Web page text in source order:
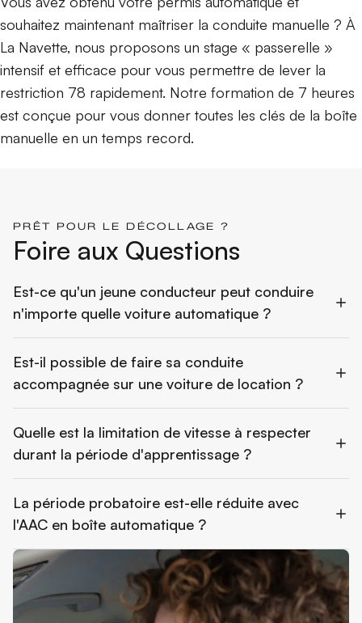
souhaitez maintenant maîtriser la conduite manuelle ? À
La Navette, nous proposons un stage « passerelle »
intensif et efficace pour vous permettre de lever la
restriction 78 rapidement. Notre formation de 7 heures
est conçue pour vous donner toutes les clés de la boîte
manuelle en un temps record.
PRÊT POUR LE DÉCOLLAGE ?
Foire aux Questions
Est-ce qu'un jeune conducteur peut conduire
n'importe quelle voiture automatique ?
Est-il possible de faire sa conduite
accompagnée sur une voiture de location ?
Quelle est la limitation de vitesse à respecter
durant la période d'apprentissage ?
La période probatoire est-elle réduite avec
l'AAC en boîte automatique ?